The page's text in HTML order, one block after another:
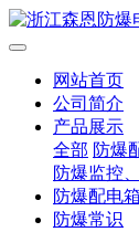
网站首页
公司简介
产品展示
全部 防爆
防爆监控
防爆配电
防爆常识